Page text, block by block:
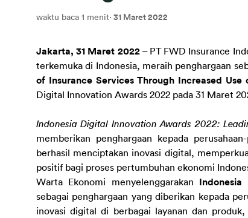
waktu baca 1 menit· 31 Maret 2022
Jakarta, 31 Maret 2022 – PT FWD Insurance
terkemuka di Indonesia, meraih penghargaan
of Insurance Services Through Increased
Digital Innovation Awards 2022 pada 31 Maret
Indonesia Digital Innovation Awards 2022:
memberikan penghargaan kepada
berhasil menciptakan inovasi digital,
positif bagi proses pertumbuhan ekonomi
Warta Ekonomi menyelenggarakan
sebagai penghargaan yang diberikan kepada
inovasi digital di berbagai layanan dan